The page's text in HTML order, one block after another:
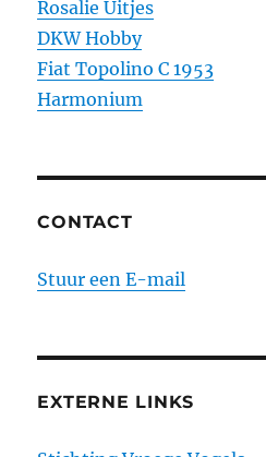
Rosalie Uitjes
DKW Hobby
Fiat Topolino C 1953
Harmonium
CONTACT
Stuur een E-mail
EXTERNE LINKS